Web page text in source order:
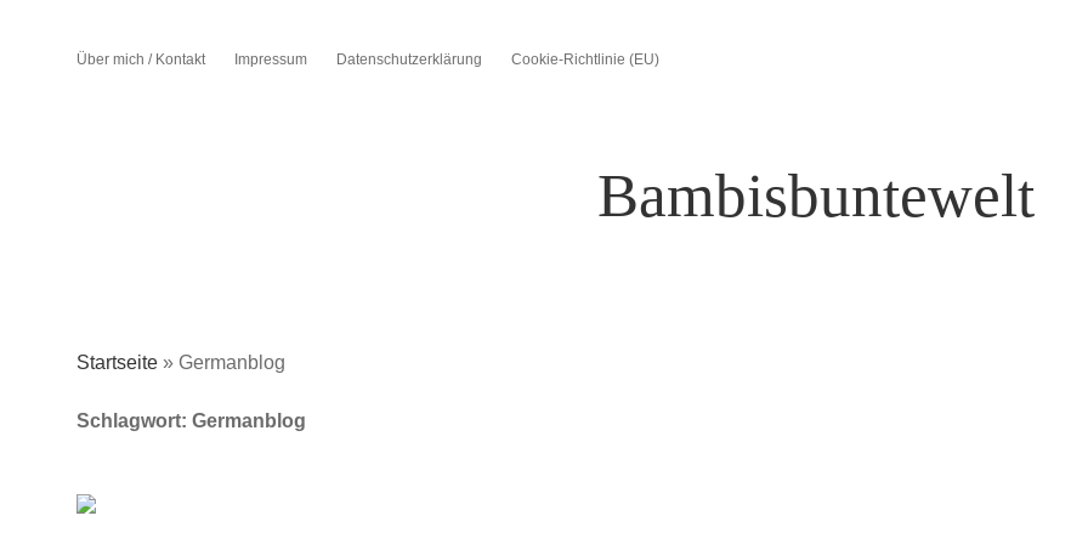
Über mich / Kontakt Impressum Datenschutzerklärung Cookie-Richtlinie (EU)
Bambisbuntewelt
Startseite » Germanblog
Schlagwort: Germanblog